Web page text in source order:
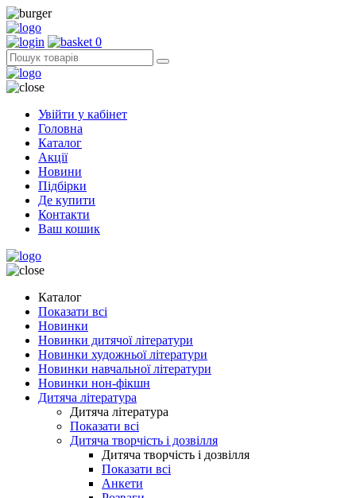
0
Увійти у кабінет
Головна
Каталог
Акції
Новини
Підбірки
Де купити
Контакти
Ваш кошик
Каталог
Показати всі
Новинки
Новинки дитячої літератури
Новинки художньої літератури
Новинки навчальної літератури
Новинки нон-фікшн
Дитяча література
Дитяча література
Показати всі
Дитяча творчість і дозвілля
Дитяча творчість і дозвілля
Показати всі
Анкети